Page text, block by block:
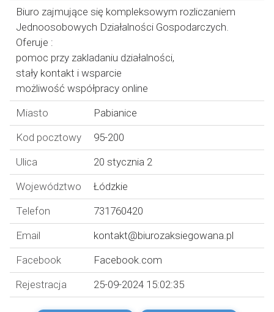
Biuro zajmujące się kompleksowym rozliczaniem
Jednoosobowych Działalności Gospodarczych.
Oferuje :
pomoc przy zakladaniu działalności,
stały kontakt i wsparcie
możliwość współpracy online
Miasto
Pabianice
Kod pocztowy
95-200
Ulica
20 stycznia 2
Województwo
Łódzkie
Telefon
731760420
Email
kontakt@biurozaksiegowana.pl
Facebook
Facebook.com
Rejestracja
25-09-2024 15:02:35